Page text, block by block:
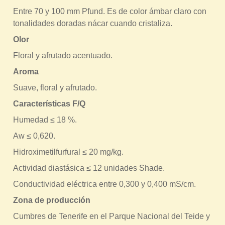
r
a
u
s
t
e
d
a
q
u
í
Entre 70 y 100 mm Pfund. Es de color ámbar claro con
tonalidades doradas nácar cuando cristaliza.
Olor
Floral y afrutado acentuado.
Aroma
Suave, floral y afrutado.
Características F/Q
Humedad ≤ 18 %.
Aw ≤ 0,620.
Hidroximetilfurfural ≤ 20 mg/kg.
Actividad diastásica ≤ 12 unidades Shade.
Conductividad eléctrica entre 0,300 y 0,400 mS/cm.
Zona de producción
Cumbres de Tenerife en el Parque Nacional del Teide y